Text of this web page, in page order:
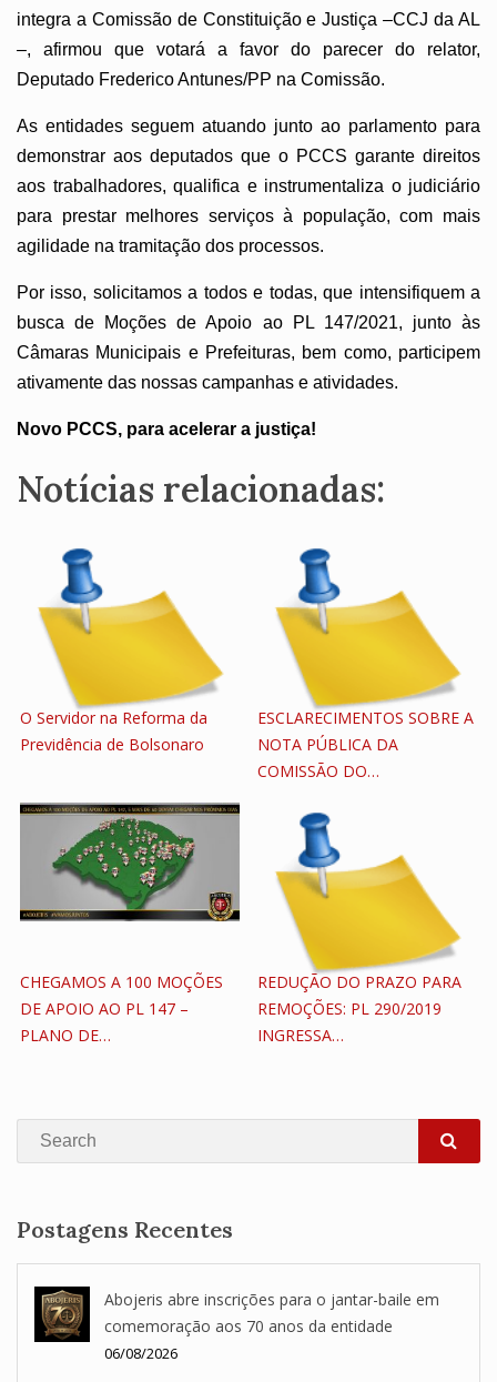
integra a Comissão de Constituição e Justiça –CCJ da AL
–, afirmou que votará a favor do parecer do relator,
Deputado Frederico Antunes/PP na Comissão.
As entidades seguem atuando junto ao parlamento para
demonstrar aos deputados que o PCCS garante direitos
aos trabalhadores, qualifica e instrumentaliza o judiciário
para prestar melhores serviços à população, com mais
agilidade na tramitação dos processos.
Por isso, solicitamos a todos e todas, que intensifiquem a
busca de Moções de Apoio ao PL 147/2021, junto às
Câmaras Municipais e Prefeituras, bem como, participem
ativamente das nossas campanhas e atividades.
Novo PCCS, para acelerar a justiça!
Notícias relacionadas:
O Servidor na Reforma da
Previdência de Bolsonaro
ESCLARECIMENTOS SOBRE A
NOTA PÚBLICA DA
COMISSÃO DO…
CHEGAMOS A 100 MOÇÕES
DE APOIO AO PL 147 –
PLANO DE…
REDUÇÃO DO PRAZO PARA
REMOÇÕES: PL 290/2019
INGRESSA…
Search
Postagens Recentes
Abojeris abre inscrições para o jantar-baile em
comemoração aos 70 anos da entidade
06/08/2026